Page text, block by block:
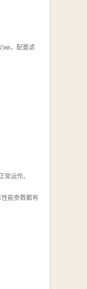
㎜，配置滤
运作。
能参数都有